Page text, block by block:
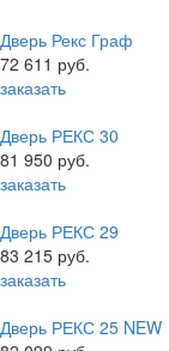
Дверь Рекс Граф
72 611 руб.
заказать
Дверь РЕКС 30
81 950 руб.
заказать
Дверь РЕКС 29
83 215 руб.
заказать
Дверь РЕКС 25 NEW